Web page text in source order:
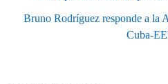
Bruno Rodríguez responde a la
Cuba-